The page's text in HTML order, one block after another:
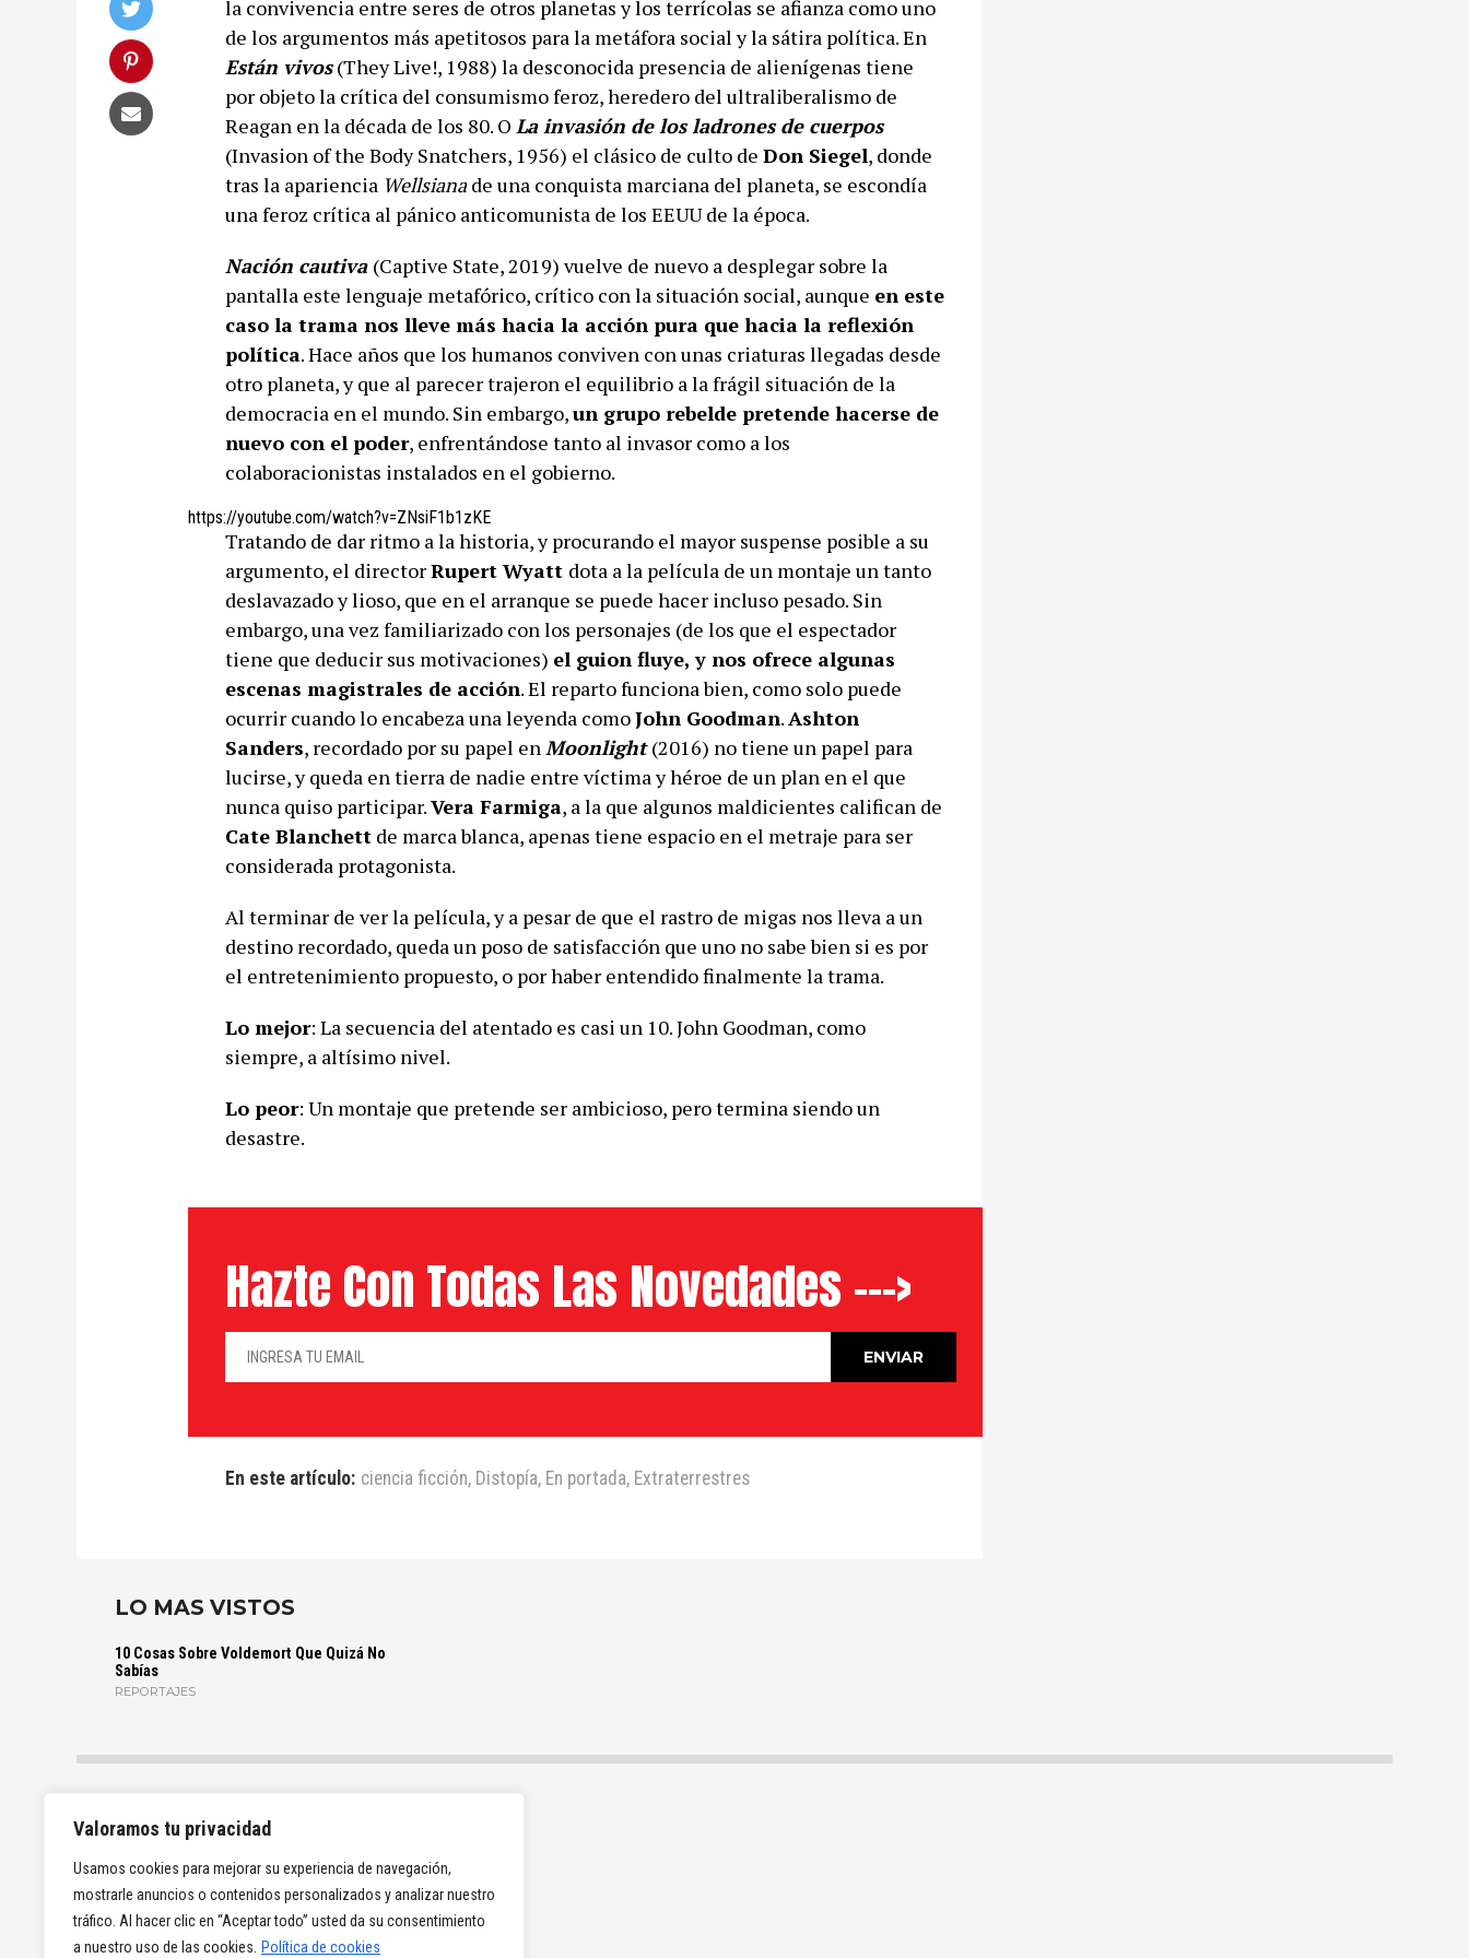
Valoramos tu privacidad
Usamos cookies para mejorar su experiencia de navegación,
mostrarle anuncios o contenidos personalizados y analizar nuestro
tráfico. Al hacer clic en “Aceptar todo” usted da su consentimiento
a nuestro uso de las cookies.
Política de cookies
la convivencia entre seres de otros planetas y los terrícolas se afianza como uno
de los argumentos más apetitosos para la metáfora social y la sátira política. En
Están vivos(They Live!, 1988) la desconocida presencia de alienígenas tiene
por objeto la crítica del consumismo feroz, heredero del ultraliberalismo de
Reagan en la década de los 80. O La invasión de los ladrones de cuerpos
(Invasion of the Body Snatchers, 1956) el clásico de culto de Don Siegel, donde
tras la apariencia Wellsianade una conquista marciana del planeta, se escondía
una feroz crítica al pánico anticomunista de los EEUU de la época.
Nación cautiva (Captive State, 2019) vuelve de nuevo a desplegar sobre la
pantalla este lenguaje metafórico, crítico con la situación social, aunque en este
caso la trama nos lleve más hacia la acción pura que hacia la reflexión
política. Hace años que los humanos conviven con unas criaturas llegadas desde
otro planeta, y que al parecer trajeron el equilibrio a la frágil situación de la
democracia en el mundo. Sin embargo,un grupo rebelde pretende hacerse de
nuevo con el poder, enfrentándose tanto al invasor como a los
colaboracionistas instalados en el gobierno.
https://youtube.com/watch?v=ZNsiF1b1zKE
Tratando de dar ritmo a la historia, y procurando el mayor suspense posible a su
argumento, el directorRupert Wyatt dota a la película de un montaje un tanto
deslavazado y lioso, que en el arranque se puede hacer incluso pesado. Sin
embargo, una vez familiarizado con los personajes (de los que el espectador
tiene que deducir sus motivaciones) el guion fluye, y nos ofrece algunas
escenas magistrales de acción. El reparto funciona bien, como solo puede
ocurrir cuando lo encabeza una leyenda comoJohn Goodman.Ashton
Sanders, recordado por su papel enMoonlight(2016) no tiene un papel para
lucirse, y queda en tierra de nadie entre víctima y héroe de un plan en el que
nunca quiso participar.Vera Farmiga, a la que algunos maldicientes califican de
Cate Blanchettde marca blanca, apenas tiene espacio en el metraje para ser
considerada protagonista.
Al terminar de ver la película, y a pesar de que el rastro de migas nos lleva a un
destino recordado, queda un poso de satisfacción que uno no sabe bien si es por
el entretenimiento propuesto, o por haber entendido finalmente la trama.
Lo mejor: La secuencia del atentado es casi un 10. John Goodman, como
siempre, a altísimo nivel.
Lo peor: Un montaje que pretende ser ambicioso, pero termina siendo un
desastre.
Hazte Con Todas Las Novedades --->
En este artículo: ciencia ficción, Distopía, En portada, Extraterrestres
LO MAS VISTOS
10 Cosas Sobre Voldemort Que Quizá No
Sabías
REPORTAJES